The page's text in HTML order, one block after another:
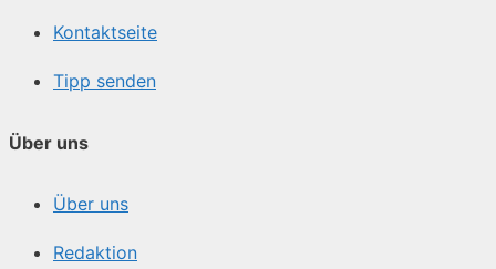
Kontaktseite
Tipp senden
Über uns
Über uns
Redaktion